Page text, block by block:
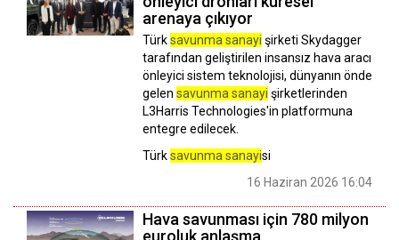
arenaya çıkıyor
Türksavunma sanayi şirketi Skydagger
tarafından geliştirilen insansız hava aracı
önleyici sistem teknolojisi, dünyanın önde
gelen savunma sanayi şirketlerinden
L3Harris Technologies'in platformuna
entegre edilecek.
Türksavunma sanayisi
16 Haziran 2026 16:04
Hava savunması için 780 milyon